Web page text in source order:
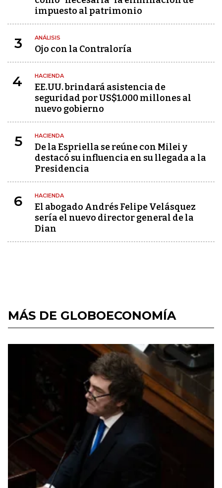
impuesto al patrimonio
3 ANÁLISIS
Ojo con la Contraloría
4 HACIENDA
EE.UU. brindará asistencia de
seguridad por US$1.000 millones al
nuevo gobierno
5 HACIENDA
De la Espriella se reúne con Milei y
destacó su influencia en su llegada a la
Presidencia
6 HACIENDA
El abogado Andrés Felipe Velásquez
sería el nuevo director general de la
Dian
MÁS DE GLOBOECONOMÍA